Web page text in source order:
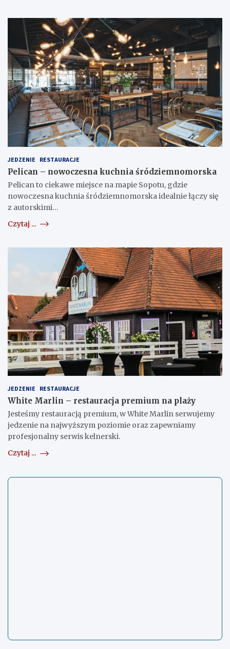
JEDZENIE RESTAURACJE
Pelican – nowoczesna kuchnia śródziemnomorska
Pelican to ciekawe miejsce na mapie Sopotu, gdzie
nowoczesna kuchnia śródziemnomorska idealnie łączy się
z autorskimi…
Czytaj ...
JEDZENIE RESTAURACJE
White Marlin – restauracja premium na plaży
Jesteśmy restauracją premium, w White Marlin serwujemy
jedzenie na najwyższym poziomie oraz zapewniamy
profesjonalny serwis kelnerski.
Czytaj ...